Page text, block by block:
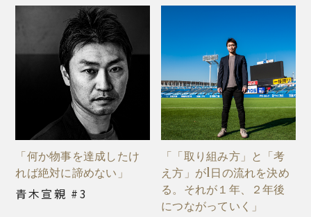
「何か物事を達成したけ
れば絶対に諦めない」
青木宣親 #3
「「取り組み方」と「考
え方」が1日の流れを決め
る。それが１年、２年後
につながっていく」